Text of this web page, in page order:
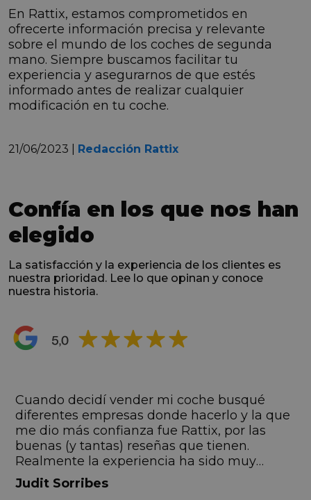
En Rattix, estamos comprometidos en
ofrecerte información precisa y relevante
sobre el mundo de los coches de segunda
mano. Siempre buscamos facilitar tu
experiencia y asegurarnos de que estés
informado antes de realizar cualquier
modificación en tu coche.
21/06/2023 | Redacción Rattix
Confía en los que nos han
elegido
La satisfacción y la experiencia de los clientes es
nuestra prioridad. Lee lo que opinan y conoce
nuestra historia.
Cuando decidí vender mi coche busqué
diferentes empresas donde hacerlo y la que
me dio más confianza fue Rattix, por las
buenas (y tantas) reseñas que tienen.
Realmente la experiencia ha sido muy
buena, Carolina ha sido siempre muy atenta
y profesional. Finalmente mi hermana se
Judit Sorribes